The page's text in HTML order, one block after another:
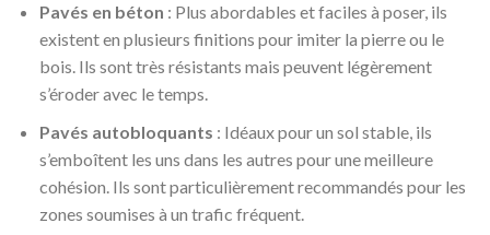
Pavés en béton : Plus abordables et faciles à poser, ils
existent en plusieurs finitions pour imiter la pierre ou le
bois. Ils sont très résistants mais peuvent légèrement
s’éroder avec le temps.
Pavés autobloquants : Idéaux pour un sol stable, ils
s’emboîtent les uns dans les autres pour une meilleure
cohésion. Ils sont particulièrement recommandés pour les
zones soumises à un trafic fréquent.